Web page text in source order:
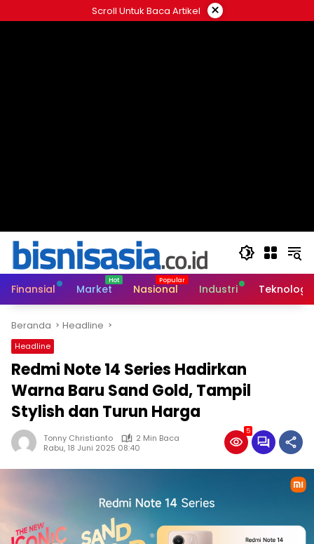
ke
Scroll Untuk Baca Artikel ×
Finansial Market Nasional Industri Teknologi
Beranda Headline
Headline
Redmi Note 14 Series Hadirkan
Warna Baru Sand Gold, Tampil
Stylish dan Turun Harga
Tonny Christianto
2 Min Baca
Rabu, 18 Juni 2025 08:40
5